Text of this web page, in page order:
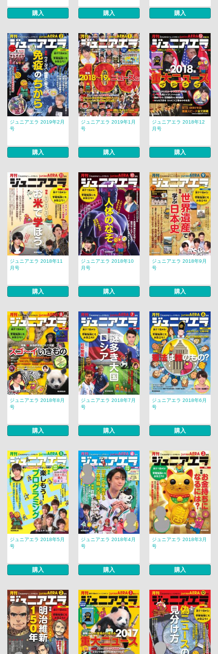
購入 購入 購入
ジュニアエラ 2019年2月
号
購入
ジュニアエラ 2019年1月
号
購入
ジュニアエラ 2018年12
月号
購入
ジュニアエラ 2018年11
月号
購入
ジュニアエラ 2018年10
月号
購入
ジュニアエラ 2018年9月
号
購入
ジュニアエラ 2018年8月
号
購入
ジュニアエラ 2018年7月
号
購入
ジュニアエラ 2018年6月
号
購入
ジュニアエラ 2018年5月
号
購入
ジュニアエラ 2018年4月
号
購入
ジュニアエラ 2018年3月
号
購入